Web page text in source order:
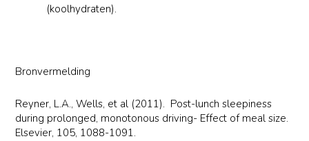
(koolhydraten).
Bronvermelding
Reyner, L.A., Wells, et al (2011). Post-lunch sleepiness
during prolonged, monotonous driving- Effect of meal size.
Elsevier, 105, 1088-1091.